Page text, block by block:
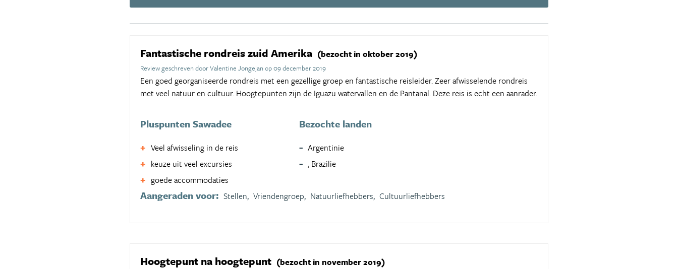
Fantastische rondreis zuid Amerika (bezocht in oktober 2019)
Review geschreven door Valentine Jongejan op 09 december 2019
Een goed georganiseerde rondreis met een gezellige groep en fantastische reisleider. Zeer afwisselende rondreis
met veel natuur en cultuur. Hoogtepunten zijn de Iguazu watervallen en de Pantanal. Deze reis is echt een aanrader.
Pluspunten Sawadee
Veel afwisseling in de reis
keuze uit veel excursies
goede accommodaties
Bezochte landen
Argentinie
, Brazilie
Aangeraden voor: Stellen, Vriendengroep, Natuurliefhebbers, Cultuurliefhebbers
Hoogtepunt na hoogtepunt (bezocht in november 2019)